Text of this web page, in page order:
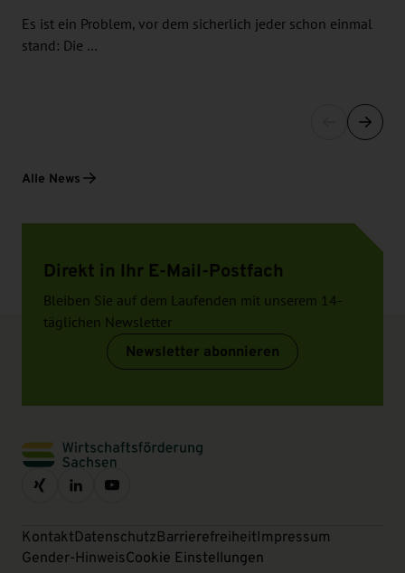
Es ist ein Problem, vor dem sicherlich jeder schon einmal
stand: Die …
Alle News
Direkt in Ihr E-Mail-Postfach
Bleiben Sie auf dem Laufenden mit unserem 14-
täglichen Newsletter
Newsletter abonnieren
KontaktDatenschutzBarrierefreiheitImpressum
Gender-HinweisCookie Einstellungen